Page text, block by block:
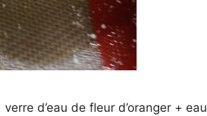
d’eau de fleur d’oranger + eau